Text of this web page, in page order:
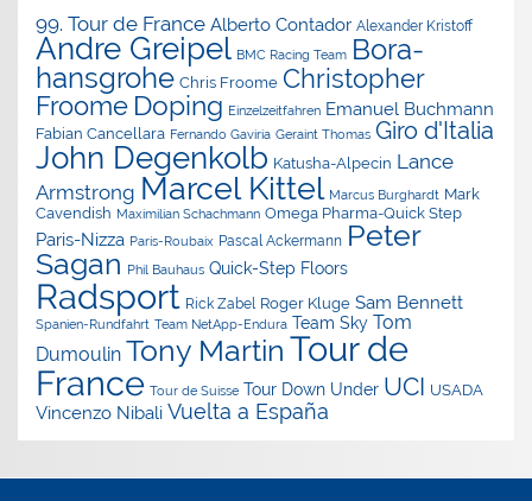
99. Tour de France Alberto Contador Alexander Kristoff
Andre Greipel BMC Racing Team Bora-
hansgrohe Chris Froome Christopher
Froome Doping Einzelzeitfahren Emanuel Buchmann
Fabian Cancellara Fernando Gaviria Geraint Thomas Giro d'Italia
John Degenkolb Katusha-Alpecin Lance
Armstrong Marcel Kittel Marcus Burghardt Mark
Cavendish Maximilian Schachmann Omega Pharma-Quick Step
Paris-Nizza Paris-Roubaix Pascal Ackermann Peter
Sagan Phil Bauhaus Quick-Step Floors
Radsport Rick Zabel Roger Kluge Sam Bennett
Spanien-Rundfahrt Team NetApp-Endura Team Sky Tom
Dumoulin Tony Martin Tour de
France Tour de Suisse Tour Down Under UCI USADA
Vincenzo Nibali Vuelta a España